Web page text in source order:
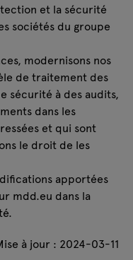
et la sécurité
sociétés du groupe
modernisons nos
de traitement des
sécurité à des audits,
dans les
et qui sont
le droit de les
apportées
mdd.eu dans la
à jour : 2024-03-11